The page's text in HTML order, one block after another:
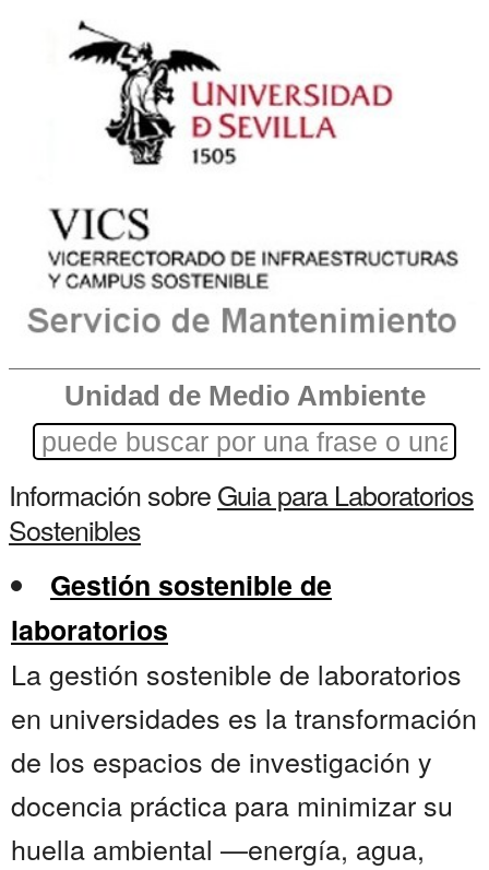
Unidad de Medio Ambiente
Información sobreGuia para Laboratorios
Sostenibles
Gestión sostenible de
laboratorios
La gestión sostenible de laboratorios
en universidades es la transformación
de los espacios de investigación y
docencia práctica para minimizar su
huella ambiental —energía, agua,